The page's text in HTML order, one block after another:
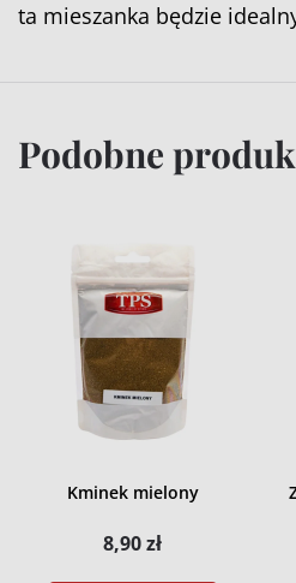
ta mieszanka będzie
Podobne
Kminek mielony
8,90zł